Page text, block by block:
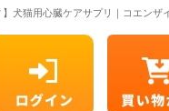
犬猫用心臓ケアサプリ｜コエンザ